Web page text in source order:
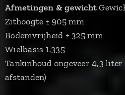
Afmetingen & gewicht
Zithoogte ± 905 mm
Bodemvrijheid ± 325 mm
Wielbasis 1.335
Tankinhoud ongeveer 4,3
afstanden)